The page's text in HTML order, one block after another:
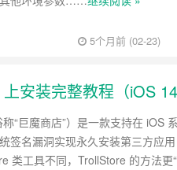
5个月前 (02-23)
安装完整教程（iOS
“巨魔商店”）是一款支持在 iOS
签名漏洞实现永久安装第三方应
类工具不同，TrollStore 的方法